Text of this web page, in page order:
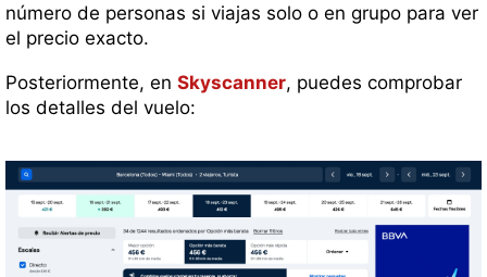
número de personas si viajas solo o en grupo para ver
el precio exacto.
Posteriormente, en Skyscanner, puedes comprobar
los detalles del vuelo: